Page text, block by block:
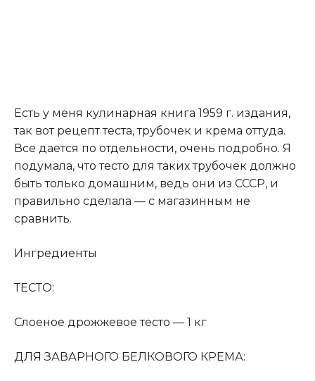
Есть у меня кулинарная книга 1959 г. издания,
так вот рецепт теста, трубочек и крема оттуда.
Все дается по отдельности, очень подробно. Я
подумала, что тесто для таких трубочек должно
быть только домашним, ведь они из СССР, и
правильно сделала — с магазинным не
сравнить.
Ингредиенты
ТЕСТО:
Слоеное дрожжевое тесто — 1 кг
ДЛЯ ЗАВАРНОГО БЕЛКОВОГО КРЕМА: